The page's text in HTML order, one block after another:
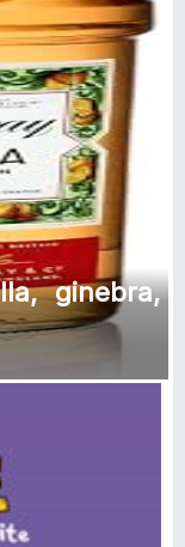
ginebra,